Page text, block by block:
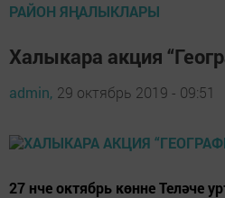
РАЙОН ЯҢАЛЫКЛАРЫ
Халыкара акция
admin, 29 октябрь 2019 - 09:51
27 нче октябрь көнне Теләче